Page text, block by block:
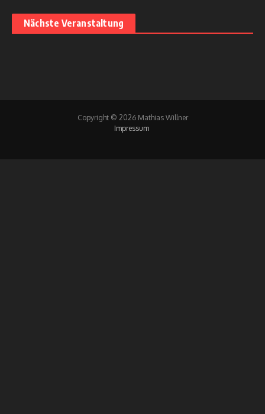
Nächste Veranstaltung
Copyright © 2026 Mathias Willner
Impressum